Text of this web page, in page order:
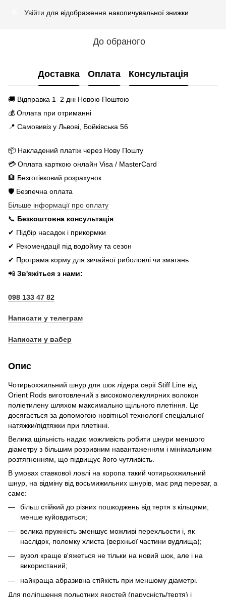
Увійти для відображення накопичувальної знижки
До обраного
Доставка Оплата Консультація
🚚 Відправка 1–2 дні Новою Поштою
💰 Оплата при отриманні
📍 Самовивіз у Львові, Бойківська 56
📦 Накладений платіж через Нову Пошту
💳 Оплата карткою онлайн Visa / MasterCard
🏦 Безготівковий розрахунок
🛡️ Безпечна оплата
Більше інформації про оплату
📞 Безкоштовна консультація
✔ Підбір насадок і прикормки
✔ Рекомендації під водойму та сезон
✔ Програма корму для зичайної риболовлі чи змагань
📲 Зв'яжіться з нами:
098 133 47 82
Написати у телеграм
Написати у вабер
Опис
Чотирьохжильний шнур для шок лідера серії Stiff Line від
Orient Rods виготовлений з високомолекулярних волокон
поліетилену шляхом максимально щільного плетіння. Це
досягається за допомогою новітньої технології спеціальної
натяжки/підтяжки при плетінні.
Велика щільність надає можливість робити шнури меншого
діаметру з більшим розривним навантаженням і мінімальним
розтягненням, що підвищує його чутливість.
В умовах ставкової ловлі на коропа такий чотирьохжильний
шнур, на відміну від восьмижильних шнурів, має ряд переваг, а
саме:
більш стійкий до різних пошкоджень від тертя з кільцями,
менше куйовдиться;
велика пружність зменшує можливі перехльости і, як
наслідок, поломку хлиста (верхньої частини вудлища);
вузол краще в'яжеться не тільки на новий шок, але і на
використаний;
найкраща абразивна стійкість при меншому діаметрі.
Для поліпшення польотних якостей (парусність/тертя) і